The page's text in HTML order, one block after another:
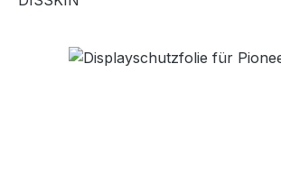
Bildergalerie überspringen